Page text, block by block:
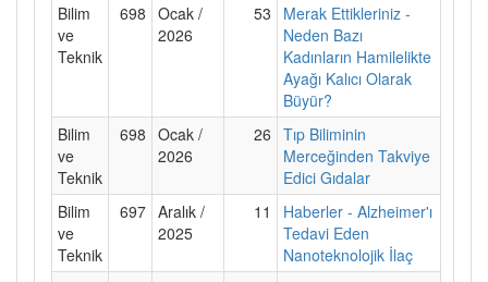
Bilim
ve
Teknik
698 Ocak /
2026
53
Merak Ettikleriniz -
Neden Bazı
Kadınların Hamilelikte
Ayağı Kalıcı Olarak
Büyür?
Bilim
ve
Teknik
698 Ocak /
2026
26 Tıp Biliminin
Merceğinden Takviye
Edici Gıdalar
Bilim
ve
Teknik
697 Aralık /
2025
11
Haberler - Alzheimer'ı
Tedavi Eden
Nanoteknolojik İlaç